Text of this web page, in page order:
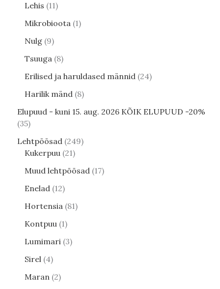
Lehis 11
Mikrobioota 1
Nulg 9
Tsuuga 8
Erilised ja haruldased männid 24
Harilik mänd 8
Elupuud - kuni 15. aug. 2026 KÕIK ELUPUUD -20%
35
Lehtpõõsad 249
Kukerpuu 21
Muud lehtpõõsad 17
Enelad 12
Hortensia 81
Kontpuu 1
Lumimari 3
Sirel 4
Maran 2